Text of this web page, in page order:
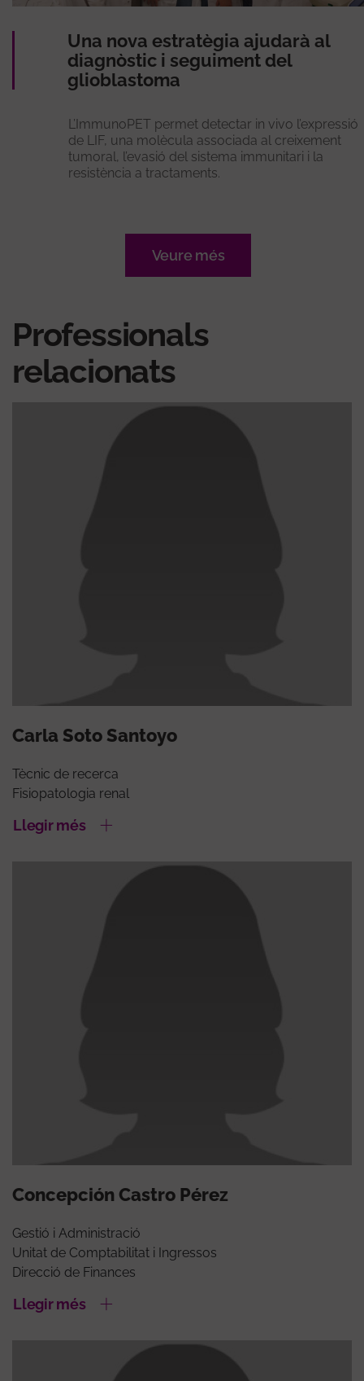
Una nova estratègia ajudarà al
diagnòstic i seguiment del
glioblastoma
L’ImmunoPET permet detectar in vivo l’expressió
de LIF, una molècula associada al creixement
tumoral, l’evasió del sistema immunitari i la
resistència a tractaments.
Veure més
Professionals
relacionats
Carla Soto Santoyo
Tècnic de recerca
Fisiopatologia renal
Llegir més
Concepción Castro Pérez
Gestió i Administració
Unitat de Comptabilitat i Ingressos
Direcció de Finances
Llegir més